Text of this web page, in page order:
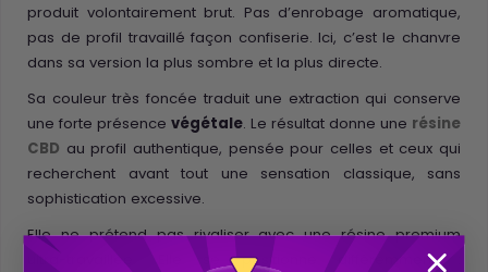
produit volontairement brut. Pas d’enrobage aromatique,
pas de profil travaillé façon confiserie. Ici, c’est le chanvre
dans sa version la plus sombre et la plus directe.
Sa couleur très foncée traduit une extraction qui conserve
une forte présence végétale. Le résultat donne une résine
CBD au profil authentique, pensée pour celles et ceux qui
recherchent avant tout une sensation classique, sans
sophistication excessive.
Elle ne prétend pas rivaliser avec une résine premium
ultra-travaillée. Elle se positionne différemment :